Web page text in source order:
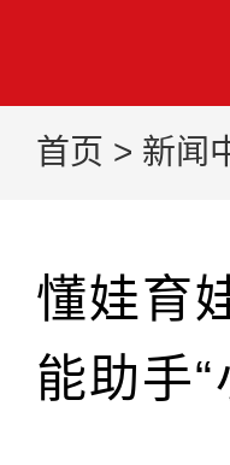
首页 > 新闻
懂娃育
能助手